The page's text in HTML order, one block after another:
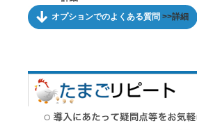
オプションでのよくある質問 >>詳細